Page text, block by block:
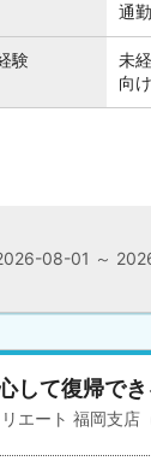
通
験
未
向
08-01 ～
して復帰で
エート 福岡支店